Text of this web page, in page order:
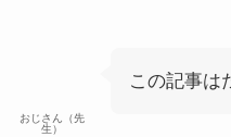
おじさん（先
生）
この記事は